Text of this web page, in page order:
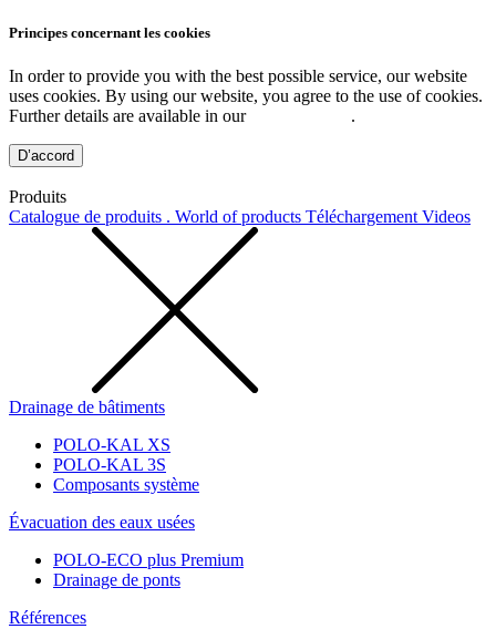
Principes concernant les cookies
In order to provide you with the best possible service, our website
uses cookies. By using our website, you agree to the use of cookies.
Further details are available in our
.
D’accord
Produits
Catalogue de produits . World of products Téléchargement Videos
Drainage de bâtiments
POLO-KAL XS
POLO-KAL 3S
Composants système
Évacuation des eaux usées
POLO-ECO plus Premium
Drainage de ponts
Références